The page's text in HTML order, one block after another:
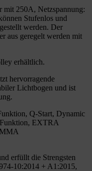
250A, Netzspannung:
Stufenlos und
werden. Der
aus geregelt werden mit
erhältlich.
hervorragende
Lichtbogen und ist
Q-Start, Dynamic
EXTRA
erfüllt die Strengsten
10:2014 + A1:2015,